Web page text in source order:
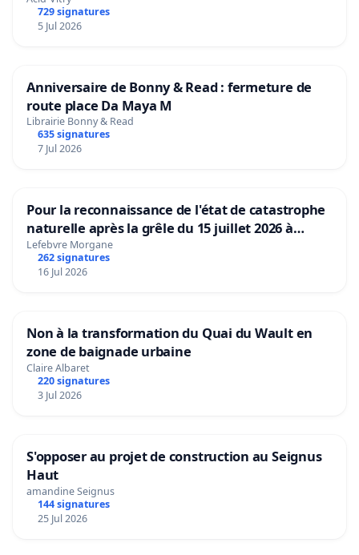
729 signatures
5 Jul 2026
Anniversaire de Bonny & Read : fermeture de
route place Da Maya M
Librairie Bonny & Read
635 signatures
7 Jul 2026
Pour la reconnaissance de l'état de catastrophe
naturelle après la grêle du 15 juillet 2026 à
Aubenas et ses alentours
Lefebvre Morgane
262 signatures
16 Jul 2026
Non à la transformation du Quai du Wault en
zone de baignade urbaine
Claire Albaret
220 signatures
3 Jul 2026
S'opposer au projet de construction au Seignus
Haut
amandine Seignus
144 signatures
25 Jul 2026